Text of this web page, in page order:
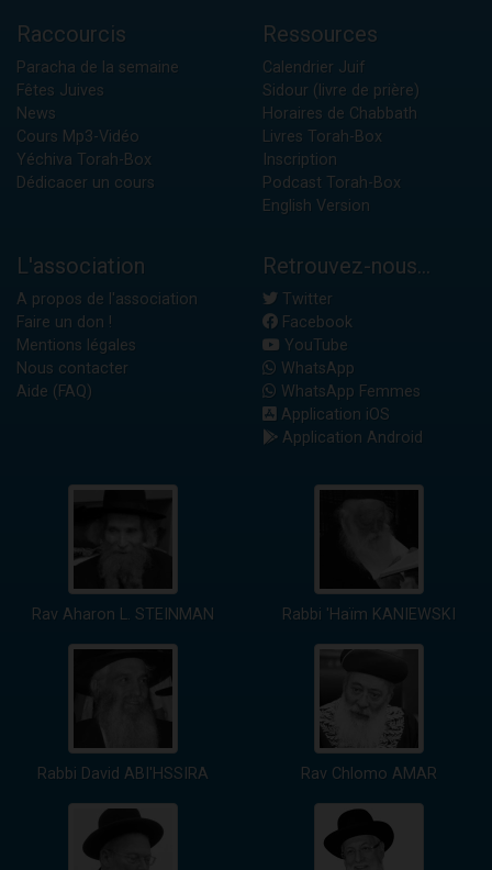
Raccourcis
Paracha de la semaine
Fêtes Juives
News
Cours Mp3-Vidéo
Yéchiva Torah-Box
Dédicacer un cours
Ressources
Calendrier Juif
Sidour (livre de prière)
Horaires de Chabbath
Livres Torah-Box
Inscription
Podcast Torah-Box
English Version
L'association
A propos de l'association
Faire un don !
Mentions légales
Nous contacter
Aide (FAQ)
Retrouvez-nous...
Twitter
Facebook
YouTube
WhatsApp
WhatsApp Femmes
Application iOS
Application Android
Rav Aharon L. STEINMAN Rabbi 'Haïm KANIEWSKI
Rabbi David ABI'HSSIRA Rav Chlomo AMAR